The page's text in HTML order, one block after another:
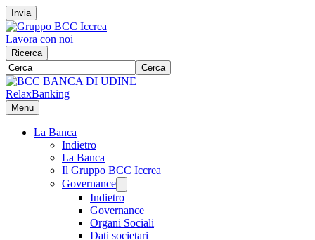
Invia
Lavora con noi
Ricerca
Cerca
RelaxBanking
Menu
La Banca
Indietro
La Banca
Il Gruppo BCC Iccrea
Governance
Indietro
Governance
Organi Sociali
Dati societari